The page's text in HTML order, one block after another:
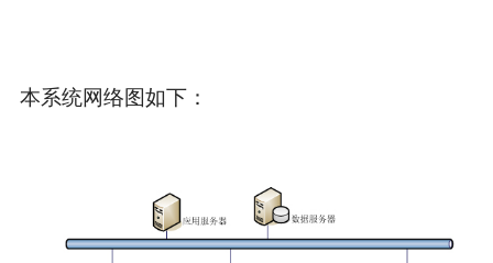
本系统网络图如下：